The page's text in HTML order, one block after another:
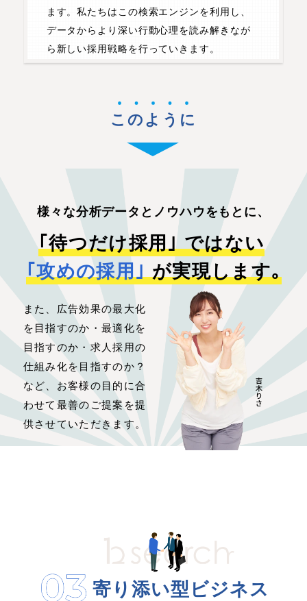
ます。私たちはこの検索エンジンを利用し、
データからより深い行動心理を読み解きなが
ら新しい採用戦略を行っていきます。
このように
様々な分析データとノウハウをもとに、
｢待つだけ採用｣ ではない
｢攻めの採用｣が実現します｡
また、広告効果の最大化
を目指すのか・最適化を
目指すのか・求人採用の
仕組み化を目指すのか？
など、お客様の目的に合
わせて最善のご提案を提
供させていただきます。
寄り添い型ビジネス